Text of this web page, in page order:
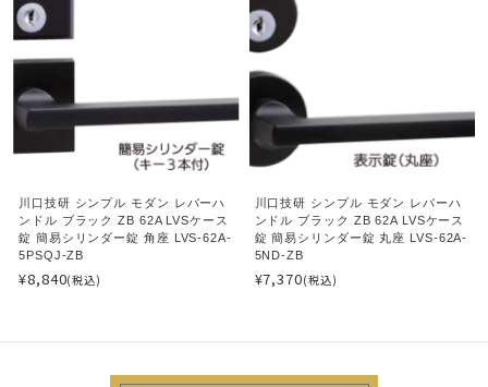
川口技研 シンプル モダン レバーハ
ンドル ブラック ZB 62A LVSケース
錠 簡易シリンダー錠 角座 LVS-62A-
5PSQJ-ZB
¥8,840(税込)
川口技研 シンプル モダン レバーハ
ンドル ブラック ZB 62A LVSケース
錠 簡易シリンダー錠 丸座 LVS-62A-
5ND-ZB
¥7,370(税込)